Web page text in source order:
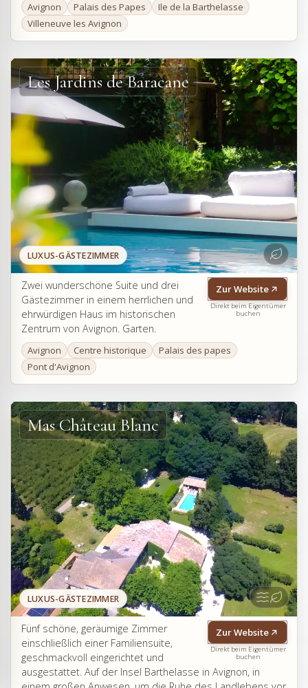
Avignon Palais des Papes
Ile de la Barthelasse
Villeneuve les Avignon
LUXUS-GÄSTEZIMMER
Les Jardins de Baracane
Zur Website
Direkt beim Eigentümer
buchen
Zwei wunderschöne Suite und drei
Gästezimmer in einem herrlichen und
ehrwürdigen Haus im historischen
Zentrum von Avignon. Garten.
Avignon Centre historique
Palais des papes
Pont d'Avignon
LUXUS-GÄSTEZIMMER
Mas Château Blanc
Zur Website
Direkt beim Eigentümer
buchen
Fünf schöne, geräumige Zimmer
einschließlich einer Familiensuite,
geschmackvoll eingerichtet und
ausgestattet. Auf der Insel Barthelasse in Avignon, in